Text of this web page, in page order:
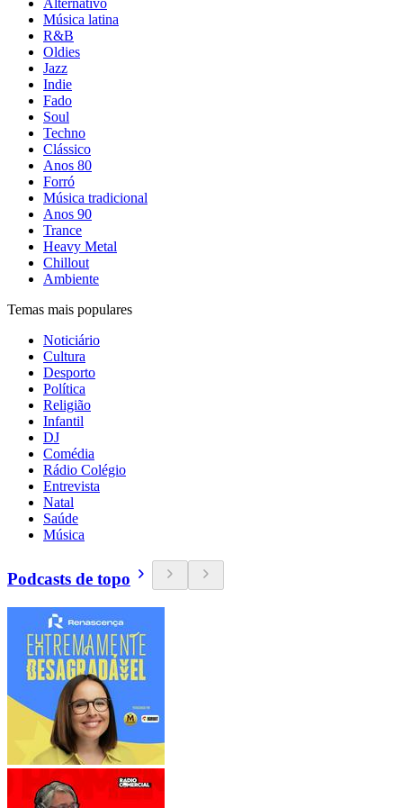
Alternativo
Música latina
R&B
Oldies
Jazz
Indie
Fado
Soul
Techno
Clássico
Anos 80
Forró
Música tradicional
Anos 90
Trance
Heavy Metal
Chillout
Ambiente
Temas mais populares
Noticiário
Cultura
Desporto
Política
Religião
Infantil
DJ
Comédia
Rádio Colégio
Entrevista
Natal
Saúde
Música
Podcasts de topo